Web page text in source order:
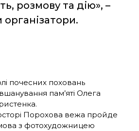
розмову та дію», –
організатори.
почесних поховань
пам’яті Олега
Порохова вежа пройде
з фотохудожницею